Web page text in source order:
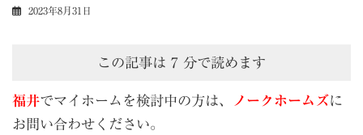
2023年8月31日
この記事は 7 分で読めます
福井でマイホームを検討中の方は、 ノークホームズに
お問い合わせください。